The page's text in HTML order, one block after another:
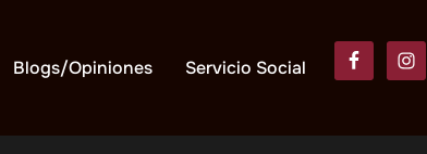
Blogs/Opiniones Servicio Social